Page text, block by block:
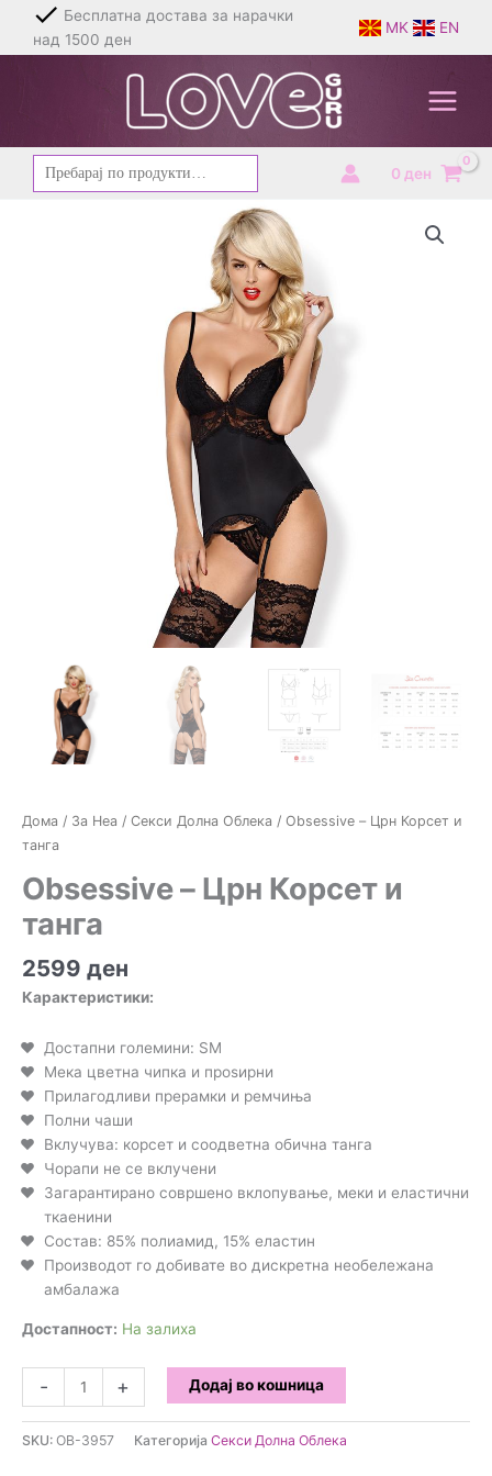
content
Бесплатна достава за нарачки
над 1500 ден
MK EN
Барај
за:
0 ден
Дома / За Неа / Секси Долна Облека / Obsessive – Црн Корсет и
танга
Obsessive – Црн Корсет и
танга
2599 ден
Карактеристики:
Достапни големини: SM
Мека цветна чипка и проѕирни
Прилагодливи прерамки и ремчиња
Полни чаши
Вклучува: корсет и соодветна обична танга
Чорапи не се вклучени
Загарантирано совршено вклопување, меки и еластични
ткаенини
Состав: 85% полиамид, 15% еластин
Производот го добивате во дискретна необележана
амбалажа
Достапност: На залиха
-
Obsessive
-
Црн
Корсет
+ Додај во кошница
SKU: OB-3957 Категорија Секси Долна Облека